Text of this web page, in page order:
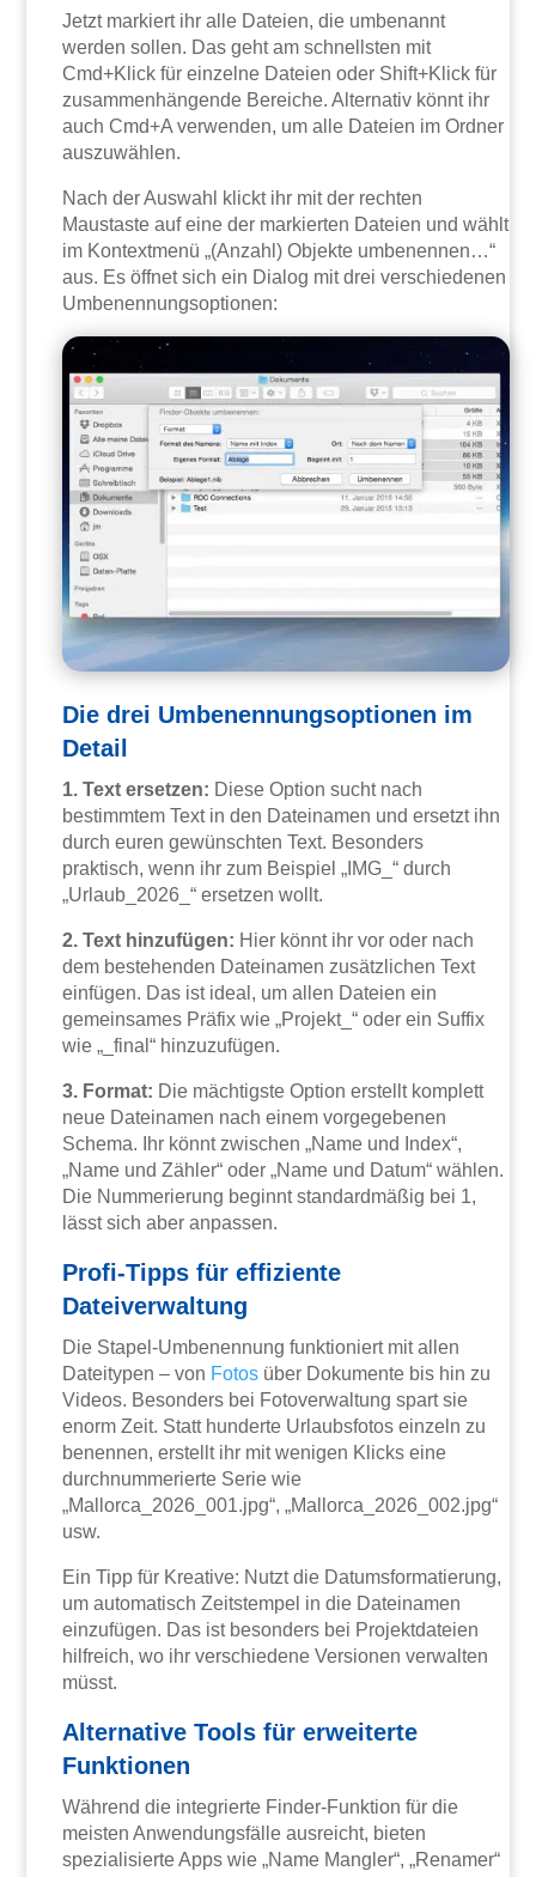
Jetzt markiert ihr alle Dateien, die umbenannt
werden sollen. Das geht am schnellsten mit
Cmd+Klick für einzelne Dateien oder Shift+Klick für
zusammenhängende Bereiche. Alternativ könnt ihr
auch Cmd+A verwenden, um alle Dateien im Ordner
auszuwählen.
Nach der Auswahl klickt ihr mit der rechten
Maustaste auf eine der markierten Dateien und wählt
im Kontextmenü „(Anzahl) Objekte umbenennen…“
aus. Es öffnet sich ein Dialog mit drei verschiedenen
Umbenennungsoptionen:
Die drei Umbenennungsoptionen im
Detail
1. Text ersetzen: Diese Option sucht nach
bestimmtem Text in den Dateinamen und ersetzt ihn
durch euren gewünschten Text. Besonders
praktisch, wenn ihr zum Beispiel „IMG_“ durch
„Urlaub_2026_“ ersetzen wollt.
2. Text hinzufügen: Hier könnt ihr vor oder nach
dem bestehenden Dateinamen zusätzlichen Text
einfügen. Das ist ideal, um allen Dateien ein
gemeinsames Präfix wie „Projekt_“ oder ein Suffix
wie „_final“ hinzuzufügen.
3. Format: Die mächtigste Option erstellt komplett
neue Dateinamen nach einem vorgegebenen
Schema. Ihr könnt zwischen „Name und Index“,
„Name und Zähler“ oder „Name und Datum“ wählen.
Die Nummerierung beginnt standardmäßig bei 1,
lässt sich aber anpassen.
Profi-Tipps für effiziente
Dateiverwaltung
Die Stapel-Umbenennung funktioniert mit allen
Dateitypen – von Fotos über Dokumente bis hin zu
Videos. Besonders bei Fotoverwaltung spart sie
enorm Zeit. Statt hunderte Urlaubsfotos einzeln zu
benennen, erstellt ihr mit wenigen Klicks eine
durchnummerierte Serie wie
„Mallorca_2026_001.jpg“, „Mallorca_2026_002.jpg“
usw.
Ein Tipp für Kreative: Nutzt die Datumsformatierung,
um automatisch Zeitstempel in die Dateinamen
einzufügen. Das ist besonders bei Projektdateien
hilfreich, wo ihr verschiedene Versionen verwalten
müsst.
Alternative Tools für erweiterte
Funktionen
Während die integrierte Finder-Funktion für die
meisten Anwendungsfälle ausreicht, bieten
spezialisierte Apps wie „Name Mangler“, „Renamer“